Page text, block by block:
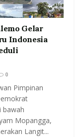
Gelar
Indonesia
0
Pimpinan
bawah
Mopangga,
Langit...